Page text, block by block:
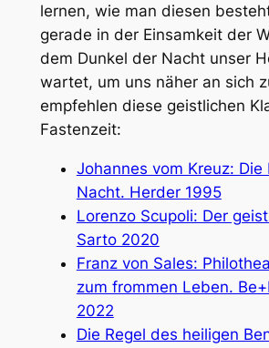
lernen, wie man diesen
gerade in der Einsamkeit der
dem Dunkel der Nacht unser
wartet, um uns näher an sich
empfehlen diese geistlichen
Fastenzeit:
Johannes vom Kreuz: Die
Nacht. Herder 1995
Lorenzo Scupoli: Der
Sarto 2020
Franz von Sales:
zum frommen Leben.
2022
Die Regel des heiligen